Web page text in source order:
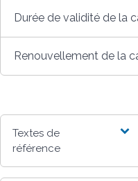
Durée de validité de la
Renouvellement de la
Textes de
référence